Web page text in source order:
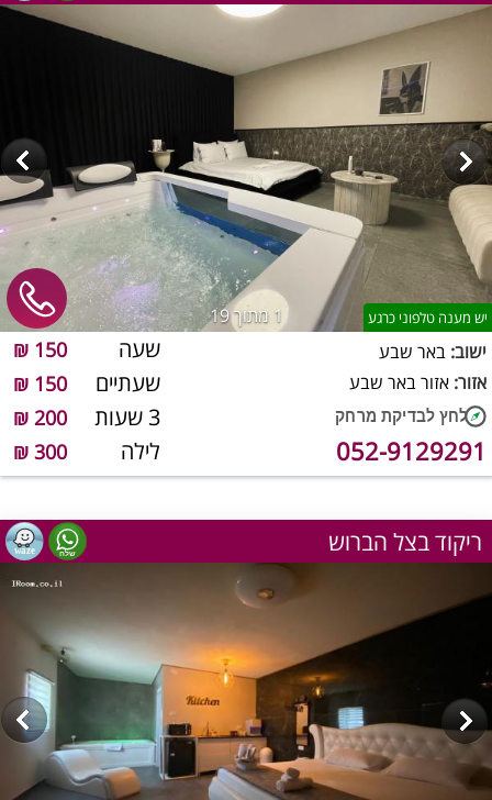
1 מתוך 19 יש מענה טלפוני כרגע
שעה 150 ₪
שעתיים 150 ₪
3 שעות 200 ₪
לילה 300 ₪
ישוב: באר שבע
אזור: אזור באר שבע
052-9129291
ריקוד בצל הברוש